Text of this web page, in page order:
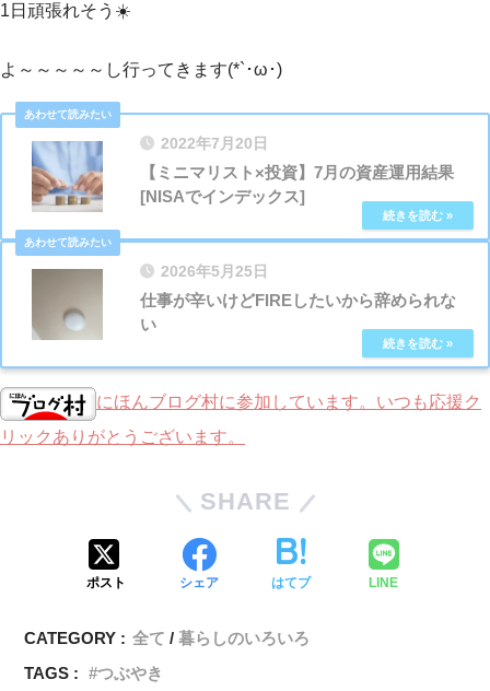
1日頑張れそう☀️
よ～～～～～し行ってきます(*`･ω･)ゞ
2022年7月20日
【ミニマリスト×投資】7月の資産運用結果
[NISAでインデックス]
2026年5月25日
仕事が辛いけどFIREしたいから辞められな
い
にほんブログ村に参加しています。いつも応援ク
リックありがとうございます。
SHARE
ポスト シェア はてブ LINE
CATEGORY : 全て
暮らしのいろいろ
TAGS :
つぶやき